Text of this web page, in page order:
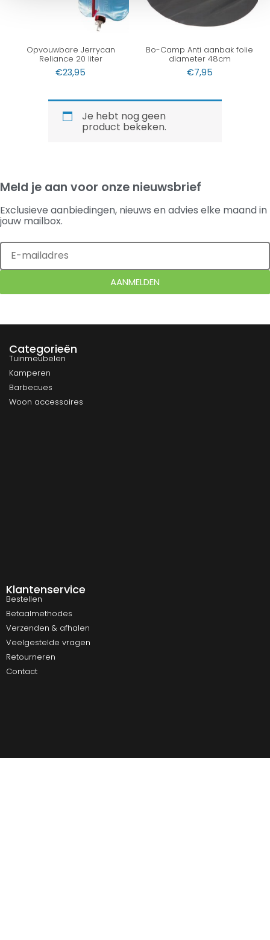
Opvouwbare Jerrycan
Reliance 20 liter
€23,95
Bo-Camp Anti aanbak folie
diameter 48cm
€7,95
Je hebt nog geen
product bekeken.
Meld je aan voor onze nieuwsbrief
Exclusieve aanbiedingen, nieuws en advies elke maand in
jouw mailbox.
AANMELDEN
Categorieën
Tuinmeubelen
Kamperen
Barbecues
Woon accessoires
Klantenservice
Bestellen
Betaalmethodes
Verzenden & afhalen
Veelgestelde vragen
Retourneren
Contact